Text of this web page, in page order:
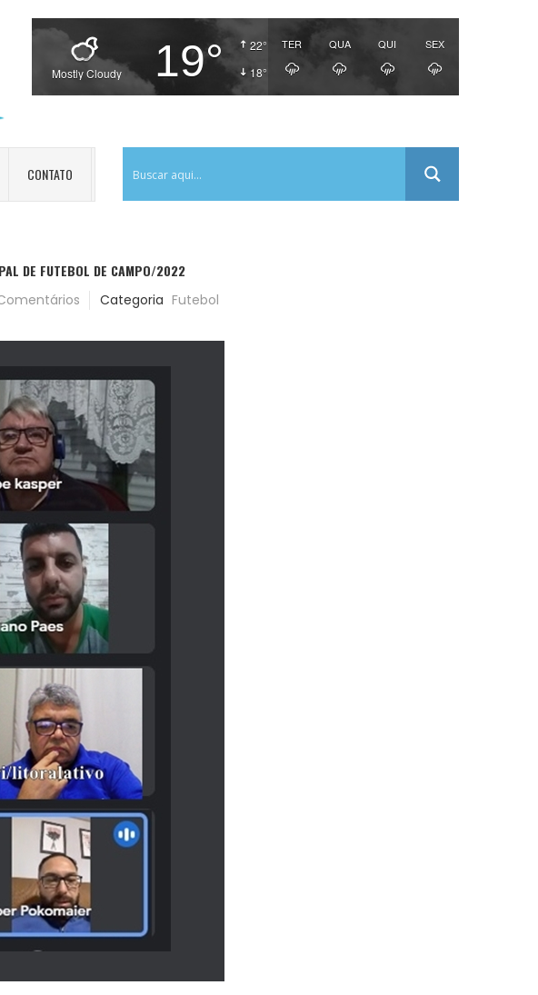
22°
18°
Mostly Cloudy 19° TER QUA QUI SEX
CONTATO
DE FUTEBOL DE CAMPO/2022
Categoria Futebol